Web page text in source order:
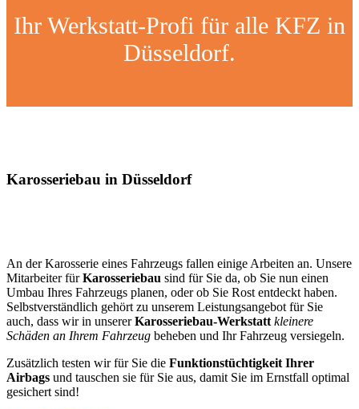
Ihr Werkstatt-Profi für alle KFZ in
Düsseldorf.
Karosseriebau in Düsseldorf
An der Karosserie eines Fahrzeugs fallen einige Arbeiten an. Unsere
Mitarbeiter fürKarosseriebau sind für Sie da, ob Sie nun einen
Umbau Ihres Fahrzeugs planen, oder ob Sie Rost entdeckt haben.
Selbstverständlich gehört zu unserem Leistungsangebot für Sie
auch, dass wir in unsererKarosseriebau-Werkstatt kleinere
Schäden an Ihrem Fahrzeug beheben und Ihr Fahrzeug versiegeln.
Zusätzlich testen wir für Sie die Funktionstüchtigkeit Ihrer
Airbags und tauschen sie für Sie aus, damit Sie im Ernstfall optimal
gesichert sind!